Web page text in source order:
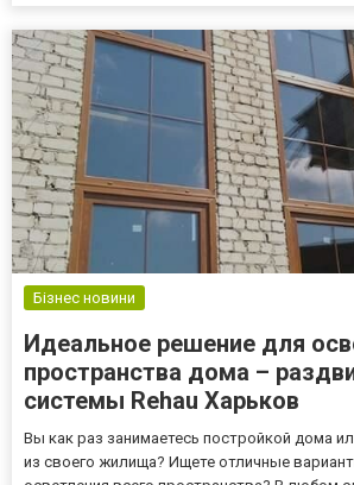
Бізнес новини
Идеальное решение для
пространства дома –
системы Rehau Харьков
Вы как раз занимаетесь постройкой дома
из своего жилища? Ищете отличные